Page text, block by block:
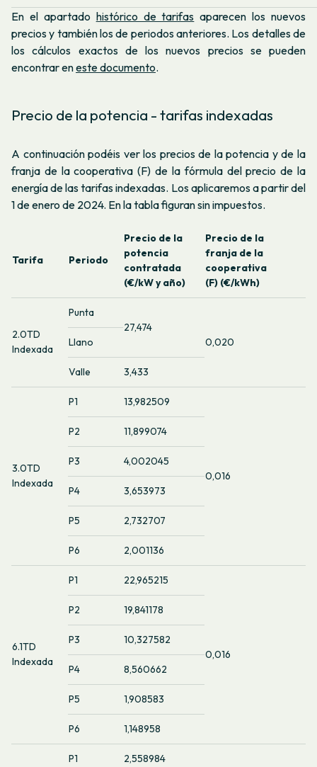
En el apartado histórico de tarifas aparecen los nuevos
precios y también los de periodos anteriores. Los detalles de
los cálculos exactos de los nuevos precios se pueden
encontrar eneste documento.
Precio de la potencia - tarifas indexadas
A continuación podéis ver los precios de la potencia y de la
franja de la cooperativa (F) de la fórmula del precio de la
energía de las tarifas indexadas. Los aplicaremos a partir del
1 de enero de 2024. En la tabla figuran sin impuestos.
Tarifa Periodo
Precio de la
potencia
contratada
(€/kW y año)
Precio de la
franja de la
cooperativa
(F) (€/kWh)
2.0TD
Indexada
Punta
27,474
0,020
Llano
Valle 3,433
3.0TD
Indexada
P1 13,982509
0,016
P2 11,899074
P3 4,002045
P4 3,653973
P5 2,732707
P6 2,001136
6.1TD
Indexada
P1 22,965215
0,016
P2 19,841178
P3 10,327582
P4 8,560662
P5 1,908583
P6 1,148958
P1 2,558984